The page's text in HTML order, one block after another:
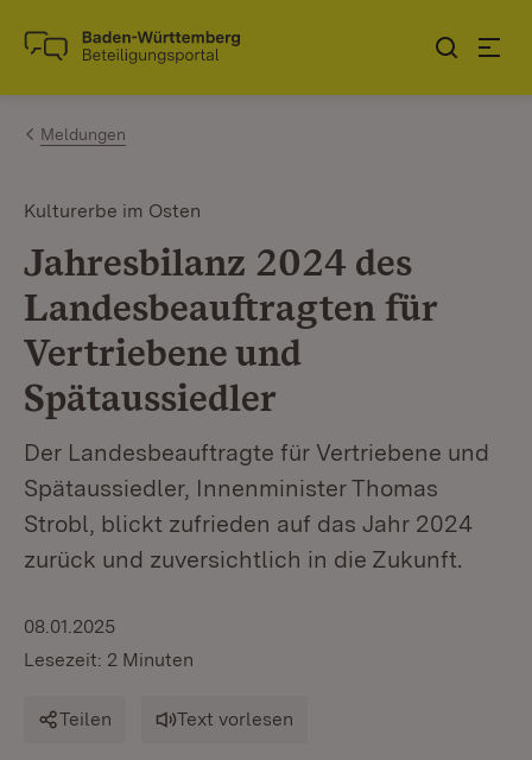
Zum Inhalt springen
Link zur Startseite
Meldungen
Kulturerbe im Osten
Jahresbilanz 2024 des
Landesbeauftragten für
Vertriebene und
Spätaussiedler
Der Landesbeauftragte für Vertriebene und
Spätaussiedler, Innenminister Thomas
Strobl, blickt zufrieden auf das Jahr 2024
zurück und zuversichtlich in die Zukunft.
08.01.2025
Lesezeit: 2 Minuten
Teilen Text vorlesen